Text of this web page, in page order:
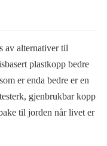
av alternativer til
plastkopp bedre
er enda bedre er en
gjenbrukbar kopp
til jorden når livet er